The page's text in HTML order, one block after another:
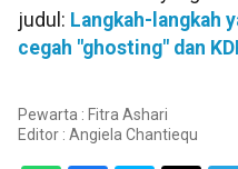
judul: Langkah-langkah
cegah "ghosting" dan
Pewarta : Fitra Ashari
Editor : Angiela Chantiequ